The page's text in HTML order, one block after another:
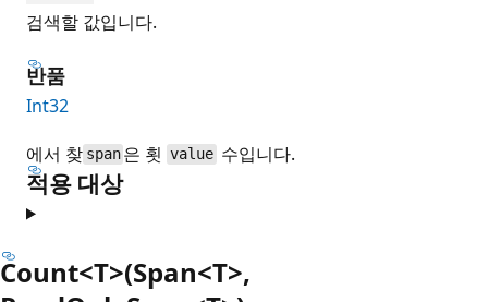
검색할 값입니다.
반품
Int32
에서 찾 span 은 횟value수입니다.
적용 대상
Count<T>(Span<T>,